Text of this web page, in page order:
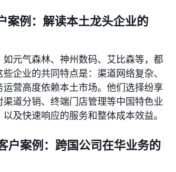
案例：解读本土龙头企业的
元气森林、神州数码、艾比森等，都
企业的共同特点是：渠道网络复杂、
营高度依赖本土市场。他们选择纷享
道分销、终端门店管理等中国特色业
及快速响应的服务和整体成本效益。
户案例：跨国公司在华业务的